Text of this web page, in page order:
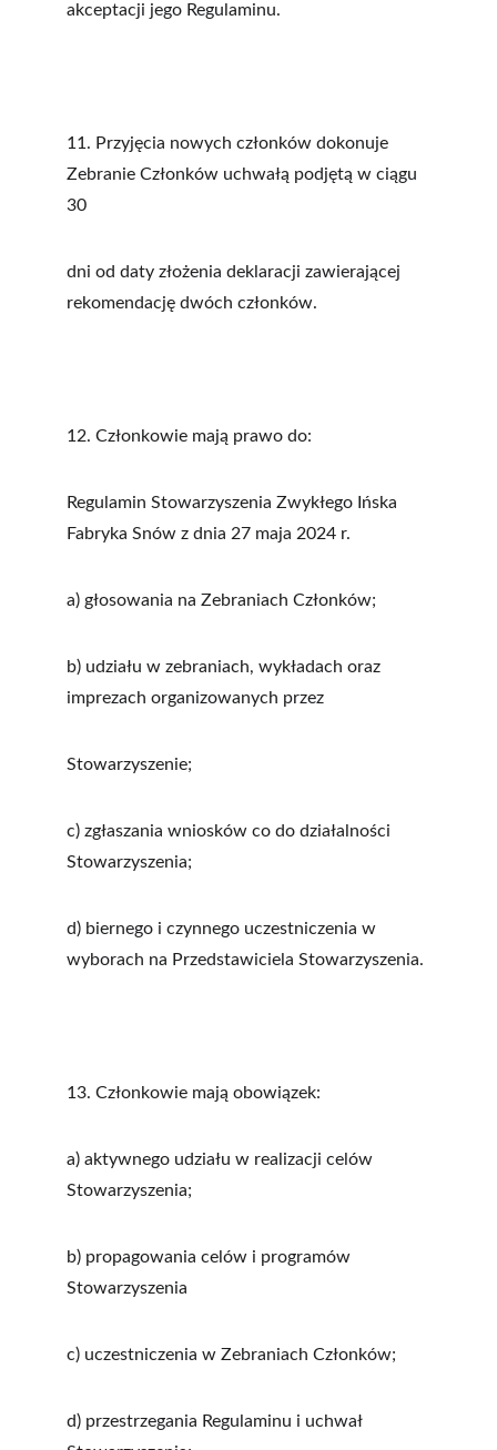
akceptacji jego Regulaminu.
11. Przyjęcia nowych członków dokonuje
Zebranie Członków uchwałą podjętą w ciągu
30
dni od daty złożenia deklaracji zawierającej
rekomendację dwóch członków.
12. Członkowie mają prawo do:
Regulamin Stowarzyszenia Zwykłego Ińska
Fabryka Snów z dnia 27 maja 2024 r.
a) głosowania na Zebraniach Członków;
b) udziału w zebraniach, wykładach oraz
imprezach organizowanych przez
Stowarzyszenie;
c) zgłaszania wniosków co do działalności
Stowarzyszenia;
d) biernego i czynnego uczestniczenia w
wyborach na Przedstawiciela Stowarzyszenia.
13. Członkowie mają obowiązek:
a) aktywnego udziału w realizacji celów
Stowarzyszenia;
b) propagowania celów i programów
Stowarzyszenia
c) uczestniczenia w Zebraniach Członków;
d) przestrzegania Regulaminu i uchwał